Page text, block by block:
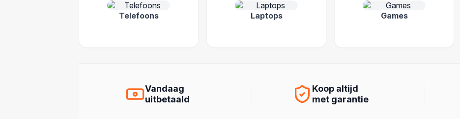
Telefoons Laptops
Games
Vandaag
uitbetaald
Koop altijd
met garantie